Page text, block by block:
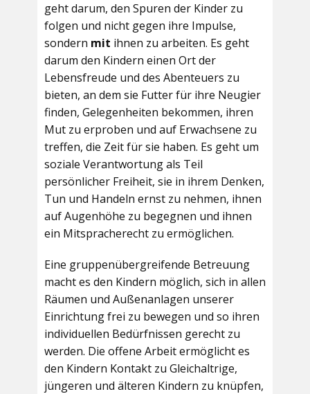
geht darum, den Spuren der Kinder zu
folgen und nicht gegen ihre Impulse,
sondern mit ihnen zu arbeiten. Es geht
darum den Kindern einen Ort der
Lebensfreude und des Abenteuers zu
bieten, an dem sie Futter für ihre Neugier
finden, Gelegenheiten bekommen, ihren
Mut zu erproben und auf Erwachsene zu
treffen, die Zeit für sie haben. Es geht um
soziale Verantwortung als Teil
persönlicher Freiheit, sie in ihrem Denken,
Tun und Handeln ernst zu nehmen, ihnen
auf Augenhöhe zu begegnen und ihnen
ein Mitspracherecht zu ermöglichen.
Eine gruppenübergreifende Betreuung
macht es den Kindern möglich, sich in allen
Räumen und Außenanlagen unserer
Einrichtung frei zu bewegen und so ihren
individuellen Bedürfnissen gerecht zu
werden. Die offene Arbeit ermöglicht es
den Kindern Kontakt zu Gleichaltrige,
jüngeren und älteren Kindern zu knüpfen,